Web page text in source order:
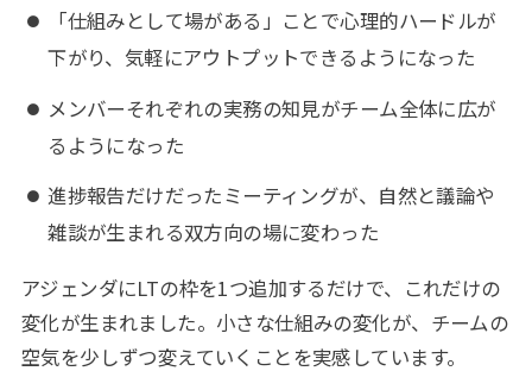
「仕組みとして場がある」ことで心理的ハードルが
下がり、気軽にアウトプットできるようになった
メンバーそれぞれの実務の知見がチーム全体に広が
るようになった
進捗報告だけだったミーティングが、自然と議論や
雑談が生まれる双方向の場に変わった
アジェンダにLTの枠を1つ追加するだけで、これだけの
変化が生まれました。小さな仕組みの変化が、チームの
空気を少しずつ変えていくことを実感しています。